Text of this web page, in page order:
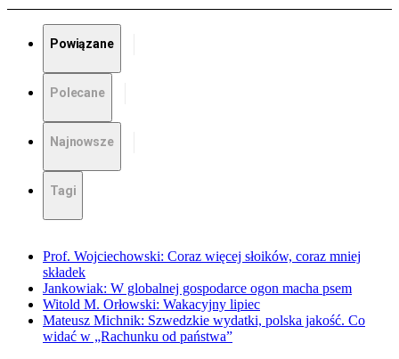
Powiązane
Polecane
Najnowsze
Tagi
Prof. Wojciechowski: Coraz więcej słoików, coraz mniej
składek
Jankowiak: W globalnej gospodarce ogon macha psem
Witold M. Orłowski: Wakacyjny lipiec
Mateusz Michnik: Szwedzkie wydatki, polska jakość. Co
widać w „Rachunku od państwa”